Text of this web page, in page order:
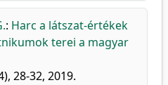
: Harc a látszat-értékek
terei a magyar
28-32, 2019.